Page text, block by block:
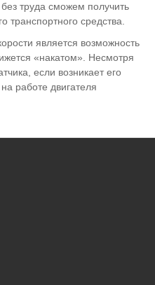
труда сможем получить
транспортного средства.
является возможность
«накатом». Несмотря
если возникает его
работе двигателя